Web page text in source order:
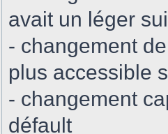
avait un léger
- changement
plus accessible
- changement
défault